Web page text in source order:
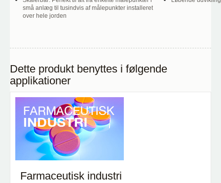
små anlæg til tusindvis af målepunkter installeret
over hele jorden
Dette produkt benyttes i følgende
applikationer
Farmaceutisk industri